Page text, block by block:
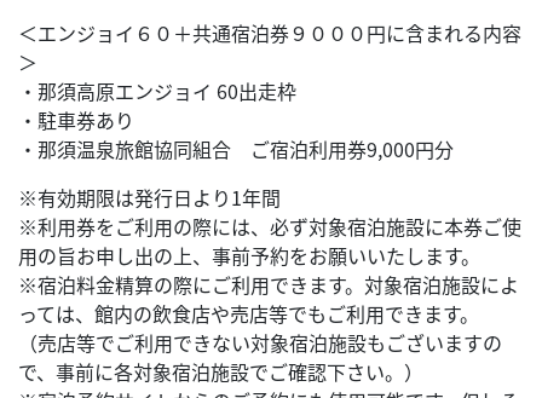
＜エンジョイ６０＋共通宿泊券９０００円に含まれる内容
＞
・那須高原エンジョイ 60出走枠
・駐車券あり
・那須温泉旅館協同組合 ご宿泊利用券9,000円分
※有効期限は発行日より1年間
※利用券をご利用の際には、必ず対象宿泊施設に本券ご使
用の旨お申し出の上、事前予約をお願いいたします。
※宿泊料金精算の際にご利用できます。対象宿泊施設によ
っては、館内の飲食店や売店等でもご利用できます。
（売店等でご利用できない対象宿泊施設もございますの
で、事前に各対象宿泊施設でご確認下さい。）